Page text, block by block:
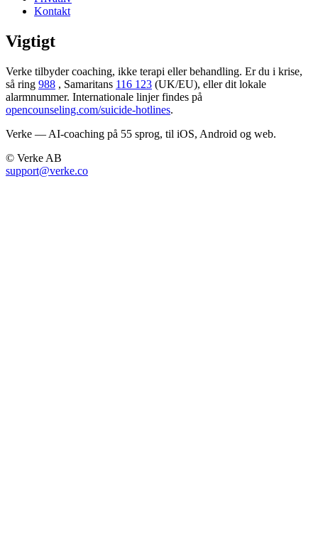
Kontakt
Vigtigt
Verke tilbyder coaching, ikke terapi eller behandling. Er du i krise,
så ring 988 , Samaritans 116 123 (UK/EU), eller dit lokale
alarmnummer. Internationale linjer findes på
opencounseling.com/suicide-hotlines.
Verke — AI-coaching på 55 sprog, til iOS, Android og web.
© Verke AB
support@verke.co